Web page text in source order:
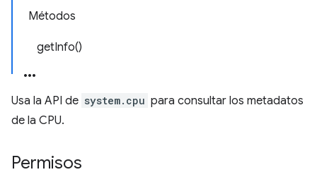
Métodos
getInfo()
Usa la API de system.cpu para consultar los metadatos
de la CPU.
Permisos